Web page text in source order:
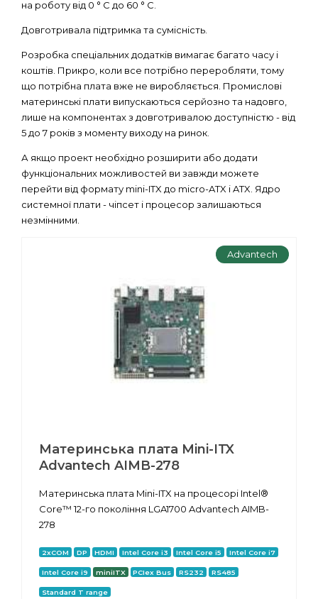
на роботу від 0 ° С до 60 ° С.
Довготривала підтримка та сумісність.
Розробка спеціальних додатків вимагає багато часу і
коштів. Прикро, коли все потрібно переробляти, тому
що потрібна плата вже не виробляється. Промислові
материнські плати випускаються серйозно та надовго,
лише на компонентах з довготривалою доступністю - від
5 до 7 років з моменту виходу на ринок.
А якщо проект необхідно розширити або додати
функціональних можливостей ви завжди можете
перейти від формату mini-ITX до micro-ATX і ATX. Ядро
системної плати - чіпсет і процесор залишаються
незмінними.
Advantech
Материнська плата Mini-ITX
Advantech AIMB-278
Материнська плата Mini-ITX на процесорі Intel®
Core™ 12-го покоління LGA1700 Advantech AIMB-
278
2xCOM DP HDMI Intel Core i3 Intel Core i5 Intel Core i7
Intel Core i9 miniITX PCIex Bus RS232 RS485
Standard T range